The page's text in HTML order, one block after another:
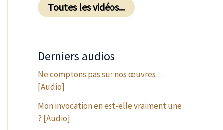
Toutes les vidéos...
Derniers audios
Ne comptons pas sur nos œuvres…
[Audio]
Mon invocation en est-elle vraiment une
? [Audio]